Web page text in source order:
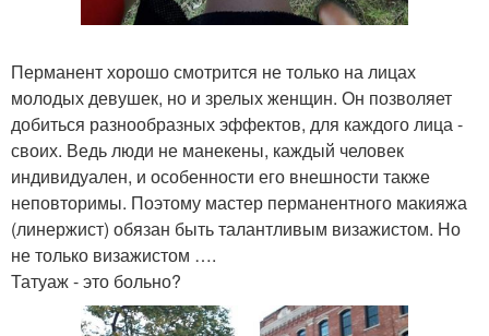
Перманент хорошо смотрится не только на лицах
молодых девушек, но и зрелых женщин. Он позволяет
добиться разнообразных эффектов, для каждого лица -
своих. Ведь люди не манекены, каждый человек
индивидуален, и особенности его внешности также
неповторимы. Поэтому мастер перманентного макияжа
(линержист) обязан быть талантливым визажистом. Но
не только визажистом ….
Татуаж - это больно?